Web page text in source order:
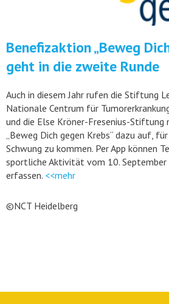
Benefizaktion „Beweg
geht in die zweite Runde
Auch in diesem Jahr rufen die Stiftung
Nationale Centrum für
und die Else Kröner-Fresenius-
„Beweg Dich gegen Krebs“ dazu auf,
Schwung zu kommen. Per App können
sportliche Aktivität vom 10.
erfassen. <<mehr
©NCT Heidelberg